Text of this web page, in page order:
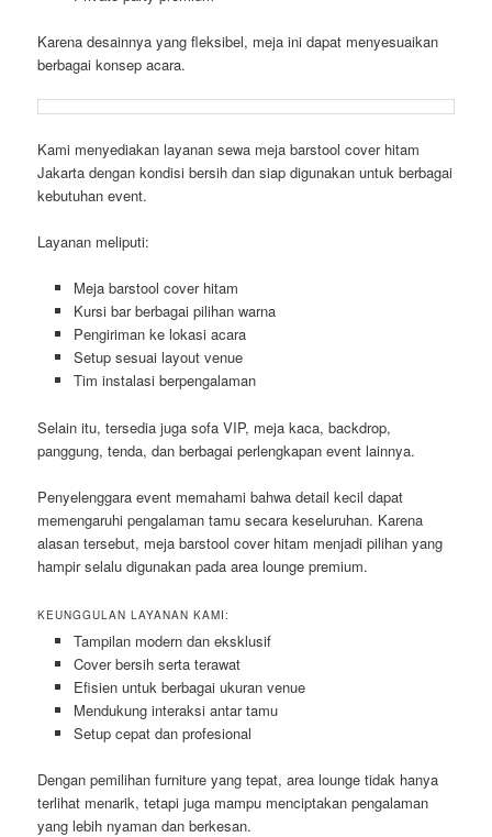
Karena desainnya yang fleksibel, meja ini dapat menyesuaikan
berbagai konsep acara.
Kami menyediakan layanan sewa meja barstool cover hitam
Jakarta dengan kondisi bersih dan siap digunakan untuk berbagai
kebutuhan event.
Layanan meliputi:
Meja barstool cover hitam
Kursi bar berbagai pilihan warna
Pengiriman ke lokasi acara
Setup sesuai layout venue
Tim instalasi berpengalaman
Selain itu, tersedia juga sofa VIP, meja kaca, backdrop,
panggung, tenda, dan berbagai perlengkapan event lainnya.
Penyelenggara event memahami bahwa detail kecil dapat
memengaruhi pengalaman tamu secara keseluruhan. Karena
alasan tersebut, meja barstool cover hitam menjadi pilihan yang
hampir selalu digunakan pada area lounge premium.
KEUNGGULAN LAYANAN KAMI:
Tampilan modern dan eksklusif
Cover bersih serta terawat
Efisien untuk berbagai ukuran venue
Mendukung interaksi antar tamu
Setup cepat dan profesional
Dengan pemilihan furniture yang tepat, area lounge tidak hanya
terlihat menarik, tetapi juga mampu menciptakan pengalaman
yang lebih nyaman dan berkesan.